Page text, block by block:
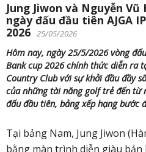
Jung Jiwon và Nguyễn
ngày đấu đầu tiên AJGA
2026 25/05/2026
Hôm nay, ngày 25/5/2026 vòng
Bank cup 2026 chính thức diễn ra
Country Club với sự khởi đầu đầy
của những tài năng golf trẻ đến từ
đấu đầu tiên, bảng xếp hạng bước
Tại bảng Nam, Jung Jiwon
bằng màn trình diễn giàu